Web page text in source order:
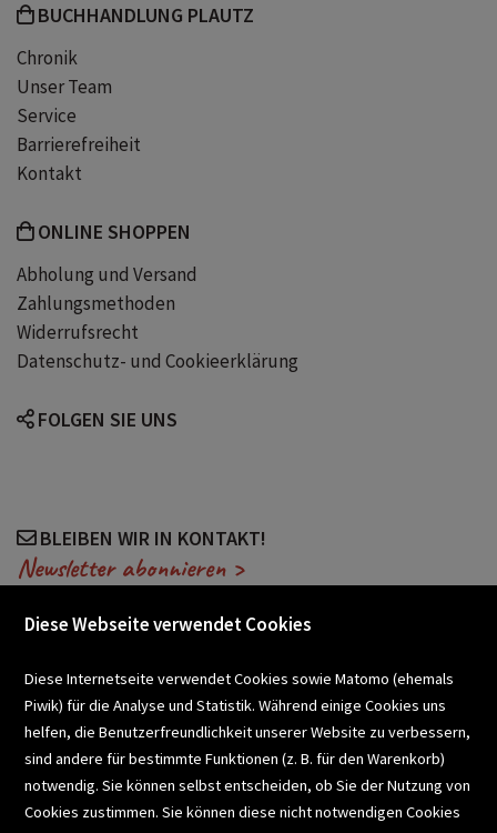
Schloss Eggenzeughaus
Sporgasse Graz
Stadtplan Graz
Universalmuseum Joanneum
reiseführer Graz
BUCHHANDLUNG PLAUTZ
Chronik
Unser Team
Service
Barrierefreiheit
Kontakt
ONLINE SHOPPEN
Abholung und Versand
Zahlungsmethoden
Widerrufsrecht
Datenschutz- und Cookieerklärung
FOLGEN SIE UNS
BLEIBEN WIR IN KONTAKT!
Newsletter abonnieren >
SCHULBUCHSERVICE
BUCHEMPFEHLUNGEN
Diese Webseite verwendet Cookies
Diese Internetseite verwendet Cookies sowie Matomo (ehemals
Piwik) für die Analyse und Statistik. Während einige Cookies uns
helfen, die Benutzerfreundlichkeit unserer Website zu verbessern,
sind andere für bestimmte Funktionen (z. B. für den Warenkorb)
notwendig. Sie können selbst entscheiden, ob Sie der Nutzung von
Cookies zustimmen. Sie können diese nicht notwendigen Cookies